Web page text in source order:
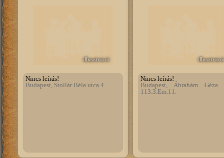
illusztráció
Nincs leírás!
Budapest, Stollár Béla utca 4.
illusztráció
Nincs leírás!
Budapest, Ábrahám Géza
113.3.Em.11.